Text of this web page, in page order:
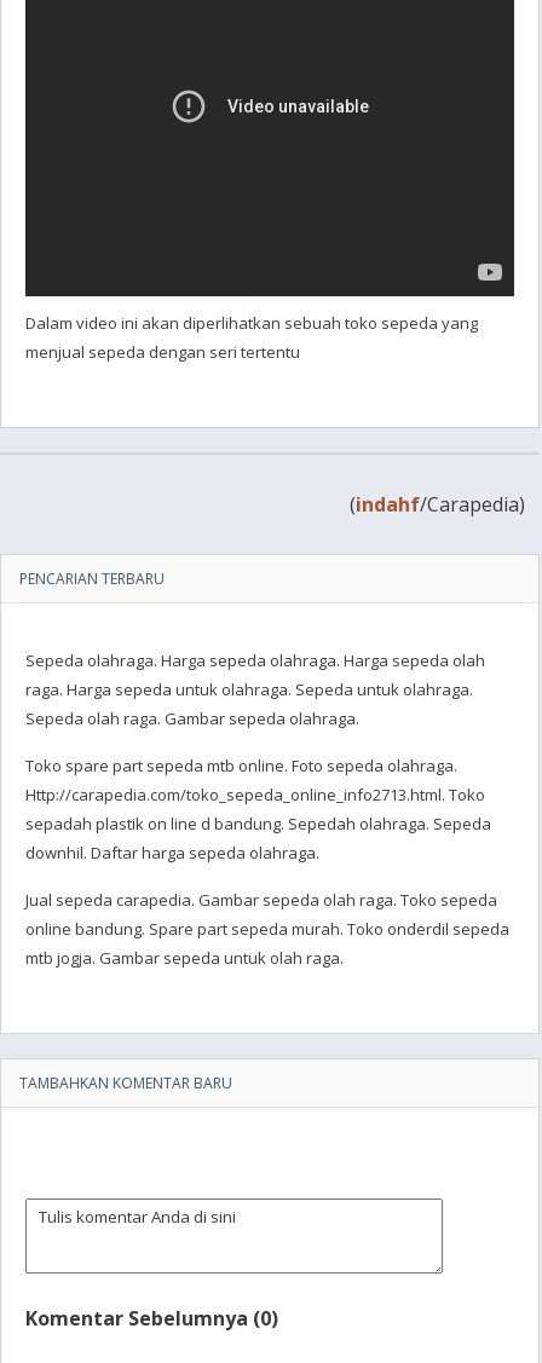
Dalam video ini akan diperlihatkan sebuah toko sepeda yang
menjual sepeda dengan seri tertentu
(indahf/Carapedia)
PENCARIAN TERBARU
Sepeda olahraga. Harga sepeda olahraga. Harga sepeda olah
raga. Harga sepeda untuk olahraga. Sepeda untuk olahraga.
Sepeda olah raga. Gambar sepeda olahraga.
Toko spare part sepeda mtb online. Foto sepeda olahraga.
Http://carapedia.com/toko_sepeda_online_info2713.html. Toko
sepadah plastik on line d bandung. Sepedah olahraga. Sepeda
downhil. Daftar harga sepeda olahraga.
Jual sepeda carapedia. Gambar sepeda olah raga. Toko sepeda
online bandung. Spare part sepeda murah. Toko onderdil sepeda
mtb jogja. Gambar sepeda untuk olah raga.
TAMBAHKAN KOMENTAR BARU
Komentar Sebelumnya (0)